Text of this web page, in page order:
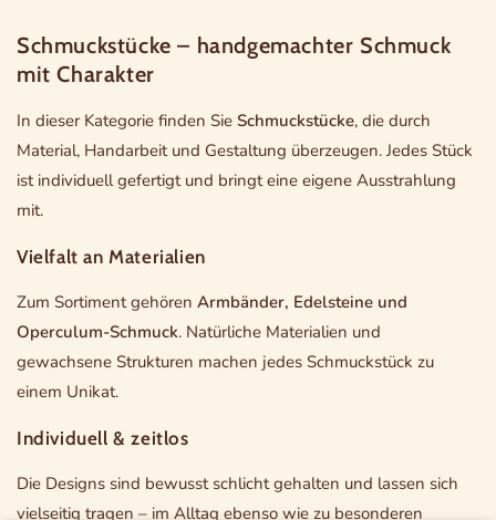
Schmuckstücke – handgemachter Schmuck
mit Charakter
In dieser Kategorie finden Sie Schmuckstücke, die durch
Material, Handarbeit und Gestaltung überzeugen. Jedes Stück
ist individuell gefertigt und bringt eine eigene Ausstrahlung
mit.
Vielfalt an Materialien
Zum Sortiment gehören Armbänder, Edelsteine und
Operculum-Schmuck. Natürliche Materialien und
gewachsene Strukturen machen jedes Schmuckstück zu
einem Unikat.
Individuell & zeitlos
Die Designs sind bewusst schlicht gehalten und lassen sich
vielseitig tragen – im Alltag ebenso wie zu besonderen